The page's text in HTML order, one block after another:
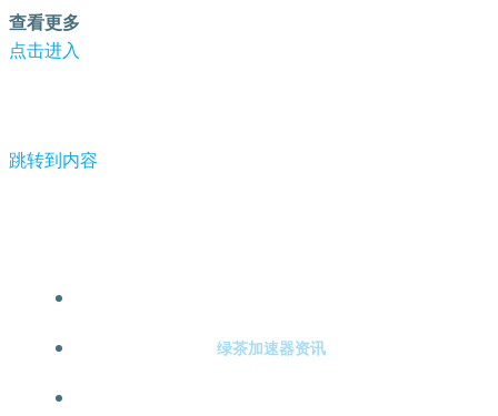
查看更多
点击进入
跳转到内容
绿茶加速器资讯